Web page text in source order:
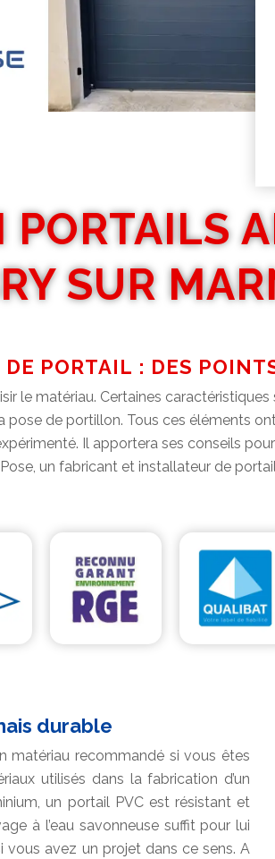
PORTAILS
SUR
DE PORTAIL : DES
le matériau. Certaines
de portillon. Tous ces éléments
Il apportera ses conseils
un fabricant et installateur de
durable
matériau recommandé si vous êtes
utilisés dans la fabrication d’un
un portail PVC est résistant et
à l’eau savonneuse suffit pour lui
vous avez un projet dans ce sens. A